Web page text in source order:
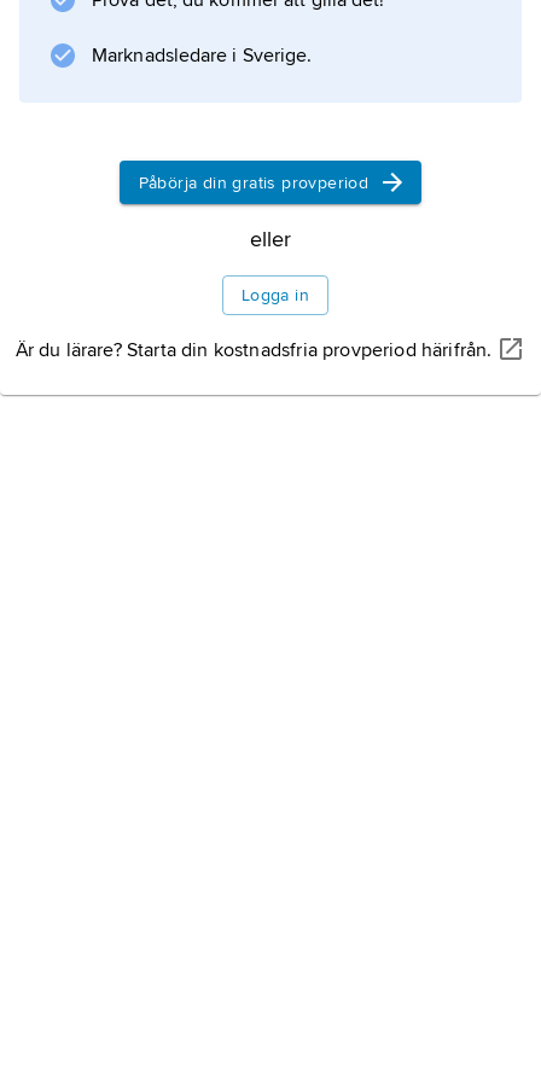
Marknadsledare i Sverige.
Påbörja din gratis provperiod
eller
Logga in
Är du lärare? Starta din kostnadsfria provperiod härifrån.